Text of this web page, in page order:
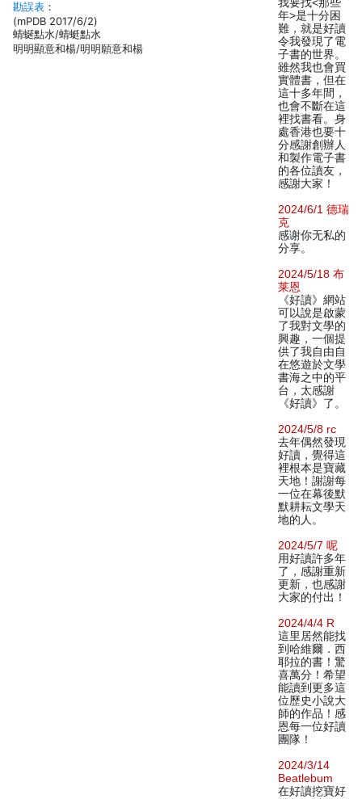
勘誤表 ：
(mPDB 2017/6/2)
蜻蜒點水/蜻蜓點水
明明顯意和楊/明明願意和楊
年>是十分困
難，就是好讀
令我發現了電
子書的世界。
雖然我也會買
實體書，但在
這十多年間，
也會不斷在這
裡找書看。身
處香港也要十
分感謝創辦人
和製作電子書
的各位讀友，
感謝大家！
2024/6/1 德瑞
克
感谢你无私的
分享。
2024/5/18 布
莱恩
《好讀》網站
可以說是啟蒙
了我對文學的
興趣，一個提
供了我自由自
在悠遊於文學
書海之中的平
台，太感謝
《好讀》了。
2024/5/8 rc
去年偶然發現
好讀，覺得這
裡根本是寶藏
天地！謝謝每
一位在幕後默
默耕耘文學天
地的人。
2024/5/7 呢
用好讀許多年
了，感謝重新
更新，也感謝
大家的付出！
2024/4/4 R
這里居然能找
到哈維爾．西
耶拉的書！驚
喜萬分！希望
能讀到更多這
位歷史小說大
師的作品！感
恩每一位好讀
團隊！
2024/3/14
Beatlebum
在好讀挖寶好